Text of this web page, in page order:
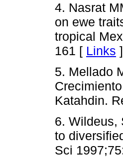
4. Nasrat
on ewe
tropical
161 [ Links ]
5. Mellado
Katahdin.
6. Wildeus,
to
Sci